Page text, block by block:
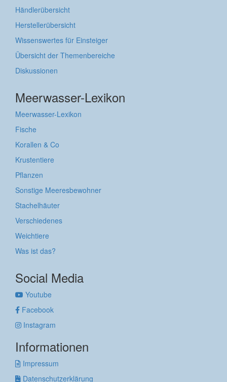
Händlerübersicht
Herstellerübersicht
Wissenswertes für Einsteiger
Übersicht der Themenbereiche
Diskussionen
Meerwasser-Lexikon
Meerwasser-Lexikon
Fische
Korallen & Co
Krustentiere
Pflanzen
Sonstige Meeresbewohner
Stachelhäuter
Verschiedenes
Weichtiere
Was ist das?
Social Media
Youtube
Facebook
Instagram
Informationen
Impressum
Datenschutzerklärung